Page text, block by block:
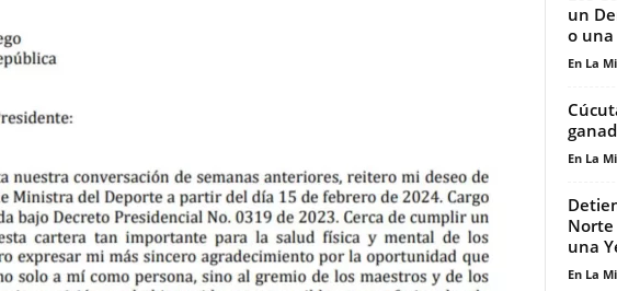
un
o una
En La
En La
Norte
una
En La